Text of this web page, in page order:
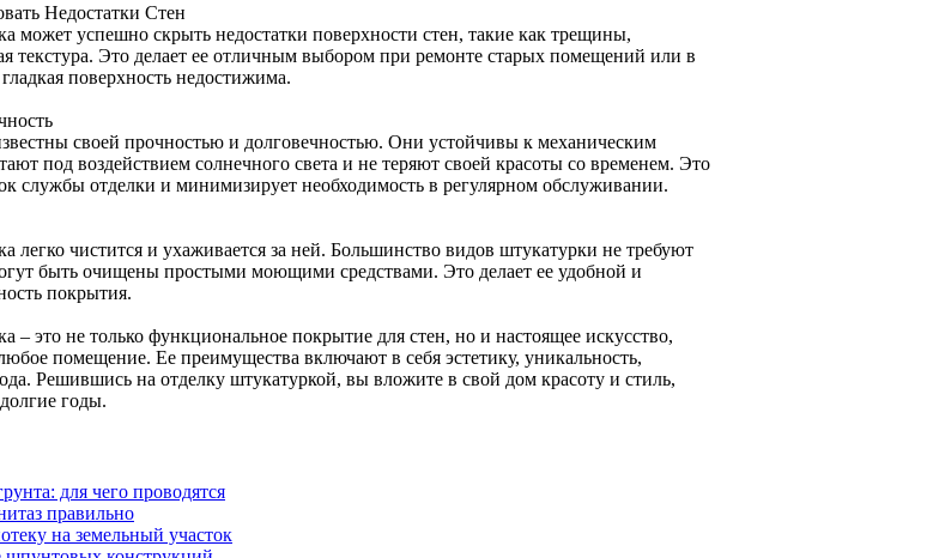
Недостатки Стен
может успешно скрыть недостатки поверхности стен, такие как трещины,
текстура. Это делает ее отличным выбором при ремонте старых помещений или в
поверхность недостижима.
своей прочностью и долговечностью. Они устойчивы к механическим
под воздействием солнечного света и не теряют своей красоты со временем. Это
службы отделки и минимизирует необходимость в регулярном обслуживании.
легко чистится и ухаживается за ней. Большинство видов штукатурки не требуют
быть очищены простыми моющими средствами. Это делает ее удобной и
покрытия.
– это не только функциональное покрытие для стен, но и настоящее искусство,
помещение. Ее преимущества включают в себя эстетику, уникальность,
Решившись на отделку штукатуркой, вы вложите в свой дом красоту и стиль,
годы.
для чего проводятся
правильно
на земельный участок